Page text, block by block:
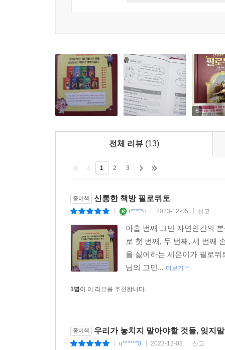
☞ 함께 읽으면 더 좋은 책
만화로 읽는 초등 인문학, 그리스 로마 신화 | 아울
#8권 #데메테르 #페르세포네 #하데스
#14권 #파에톤 #헬리오스
6
전체 리뷰 (13)
1 2 3
종이책 신통한 책방 필로뮈토
r*****n 2023-12-05 신고
아홉 번째 고민 자연인간의
로 첫 번째, 두 번째, 세 번째
을 싫어하는 세은이가 필로
님의 고민... 더보기
1명이 이 리뷰를 추천합니다.
종이책 우리가 놓치지 말아야할 것들, 잊지
u******0 2023-12-03 신고